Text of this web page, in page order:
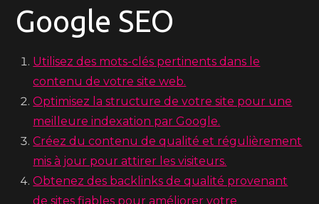
Google SEO
Utilisez des mots-clés pertinents dans le
contenu de votre site web.
Optimisez la structure de votre site pour une
meilleure indexation par Google.
Créez du contenu de qualité et régulièrement
mis à jour pour attirer les visiteurs.
Obtenez des backlinks de qualité provenant
de sites fiables pour améliorer votre